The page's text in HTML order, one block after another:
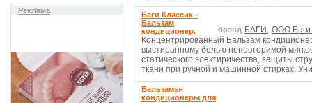
Реклама
Баги Классик -
Бальзам
кондиционер.
брэнд БАГИ, OOO
Концентрированный Бальзам
выстиранному белью неповторимой
статического электиричества, защиты
ткани при ручной и машинной стирках.
Бальзамы-
кондиционеры для